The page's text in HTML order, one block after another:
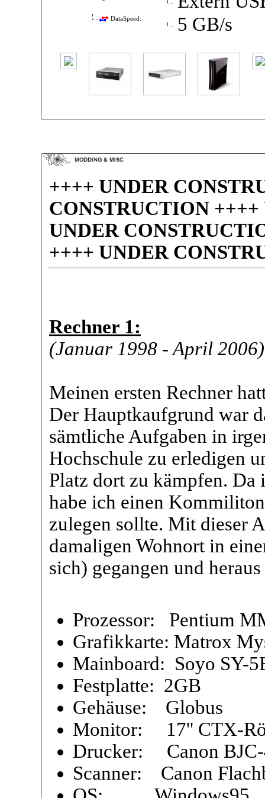
DataSpeed: 5 GB/s
++++ UNDER
CONSTRUCTION
UNDER
++++ UNDER
Rechner 1:
(Januar 1998 - April 2006)
Meinen ersten Rechner
Der Hauptkaufgrund war
sämtliche Aufgaben in
Hochschule zu erledigen
Platz dort zu kämpfen.
habe ich einen
zulegen sollte. Mit dieser
damaligen Wohnort in
sich) gegangen und
Prozessor: Pentium
Grafikkarte: Matrox
Mainboard: Soyo SY-
Festplatte: 2GB
Gehäuse: Globus
Monitor: 17'' CTX-
Drucker: Canon
Scanner: Canon